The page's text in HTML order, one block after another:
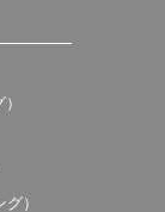
）